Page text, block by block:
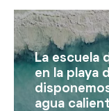
La escuela
en la playa
agua